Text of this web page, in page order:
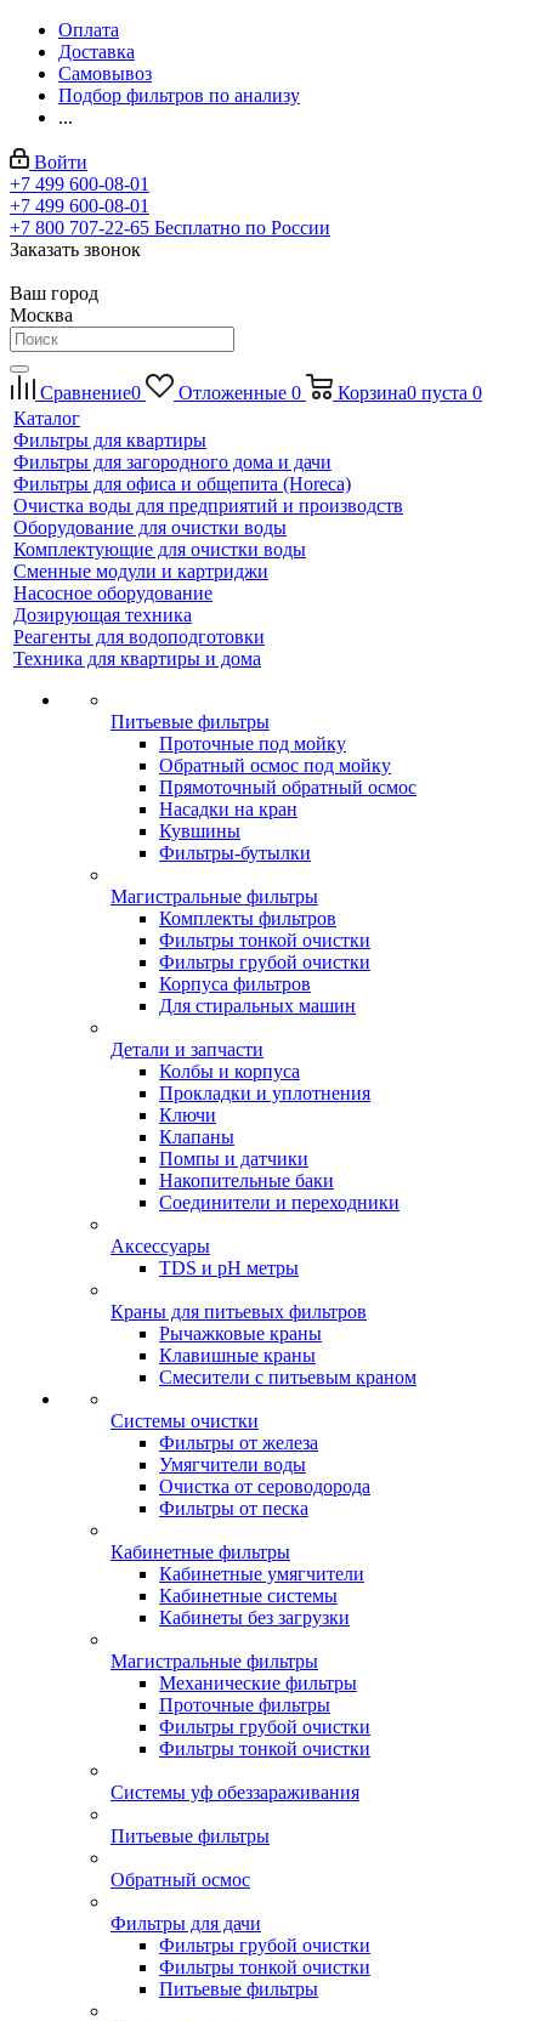
Оплата
Доставка
Самовывоз
Подбор фильтров по анализу
...
Войти
+7 499 600-08-01
+7 499 600-08-01
+7 800 707-22-65 Бесплатно по России
Заказать звонок
Ваш город
Москва
Сравнение0 Отложенные 0 Корзина0 пуста 0
Каталог
Фильтры для квартиры
Фильтры для загородного дома и дачи
Фильтры для офиса и общепита (Horeca)
Очистка воды для предприятий и производств
Оборудование для очистки воды
Комплектующие для очистки воды
Сменные модули и картриджи
Насосное оборудование
Дозирующая техника
Реагенты для водоподготовки
Техника для квартиры и дома
Питьевые фильтры
Проточные под мойку
Обратный осмос под мойку
Прямоточный обратный осмос
Насадки на кран
Кувшины
Фильтры-бутылки
Магистральные фильтры
Комплекты фильтров
Фильтры тонкой очистки
Фильтры грубой очистки
Корпуса фильтров
Для стиральных машин
Детали и запчасти
Колбы и корпуса
Прокладки и уплотнения
Ключи
Клапаны
Помпы и датчики
Накопительные баки
Соединители и переходники
Аксессуары
TDS и pH метры
Краны для питьевых фильтров
Рычажковые краны
Клавишные краны
Смесители с питьевым краном
Системы очистки
Фильтры от железа
Умягчители воды
Очистка от сероводорода
Фильтры от песка
Кабинетные фильтры
Кабинетные умягчители
Кабинетные системы
Кабинеты без загрузки
Магистральные фильтры
Механические фильтры
Проточные фильтры
Фильтры грубой очистки
Фильтры тонкой очистки
Системы уф обеззараживания
Питьевые фильтры
Обратный осмос
Фильтры для дачи
Фильтры грубой очистки
Фильтры тонкой очистки
Питьевые фильтры